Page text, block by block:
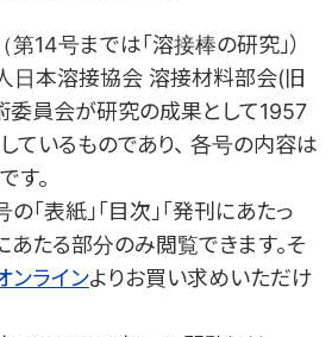
発刊「接合・溶接技術Q&A1000」をも
1200を超えるQ&Aを収録したデータベ
労の調査研究の活動成果を取り纏めた
！
の内容をマンガ形式で学ぶことができま
の利用
法書(WPS)例
要領書（WPS)の記載事項例をまと
第14号までは「溶接棒の研究」）
日本溶接協会 溶接材料部会(旧
委員会が研究の成果として1957
ているものであり、 各号の内容は
す。
「表紙」「目次」「発刊にあたっ
あたる部分のみ閲覧できます。そ
ンラインよりお買い求めいただけ